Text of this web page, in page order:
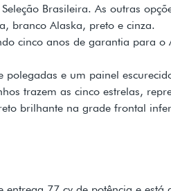
Brasileira. As outras
branco Alaska, preto e cinza.
cinco anos de garantia para o
e um painel
trazem as cinco estrelas,
brilhante na grade frontal